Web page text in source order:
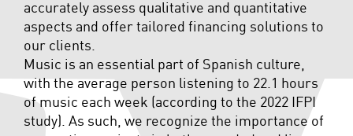
accurately assess qualitative and quantitative
aspects and offer tailored financing solutions to
our clients.
Music is an essential part of Spanish culture,
with the average person listening to 22.1 hours
of music each week (according to the 2022 IFPI
study). As such, we recognize the importance of